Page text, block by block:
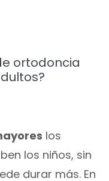
ortodoncia
los
los niños, sin
durar más. En